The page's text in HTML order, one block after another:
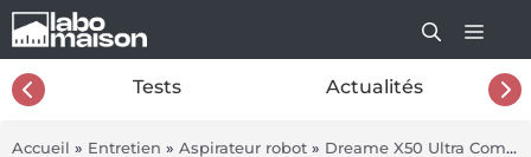
Aller
au
contenu
Tests Actualités
Accueil » Entretien » Aspirateur robot » Dreame X50 Ultra Complete